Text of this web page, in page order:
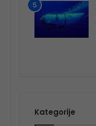
Kategorije